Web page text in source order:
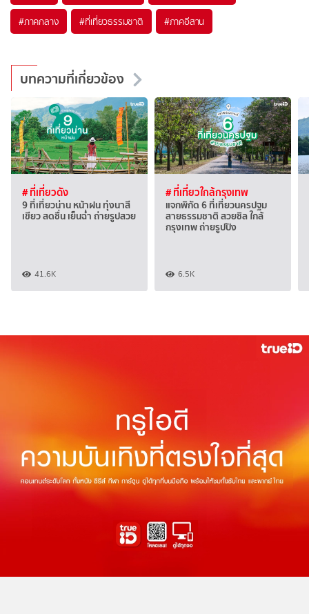
#ภาคกลาง #ที่เที่ยวธรรมชาติ #ภาคอีสาน
บทความที่เกี่ยวข้อง
# ที่เที่ยวดัง
9 ที่เที่ยวน่าน หน้าฝน ทุ่งนาสี
เขียว สดชื่น เย็นฉ่ำ ถ่ายรูปสวย
41.6K
# ที่เที่ยวใกล้กรุงเทพ
แจกพิกัด 6 ที่เที่ยวนครปฐม
สายธรรมชาติ สวยชิล ใกล้
กรุงเทพ ถ่ายรูปปัง
6.5K